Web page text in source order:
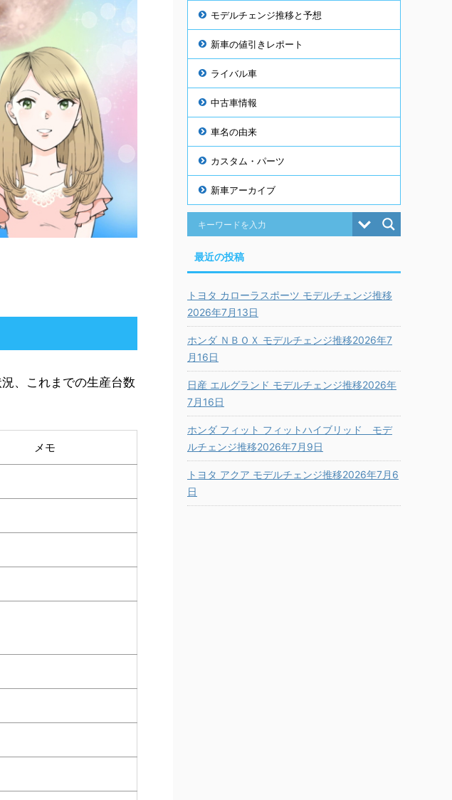
、これまでの生産台数
メモ
モデルチェンジ推移と予想
新車の値引きレポート
ライバル車
中古車情報
車名の由来
カスタム・パーツ
新車アーカイブ
最近の投稿
トヨタ カローラスポーツ モデルチェンジ推移
2026年7月13日
ホンダ ＮＢＯＸ モデルチェンジ推移2026年7
月16日
日産 エルグランド モデルチェンジ推移2026年
7月16日
ホンダ フィット フィットハイブリッド モデ
ルチェンジ推移2026年7月9日
トヨタ アクア モデルチェンジ推移2026年7月6
日